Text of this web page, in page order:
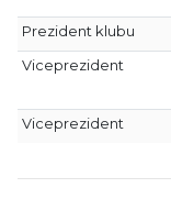
Prezident klubu
Viceprezident
Viceprezident